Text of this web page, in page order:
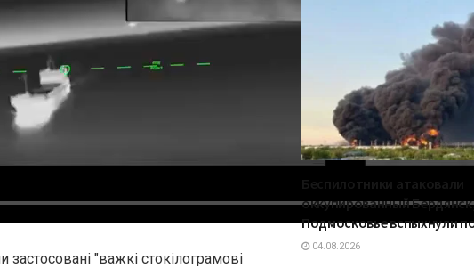
"важкі стокілограмові
оккупированный
Подмосковье вспыхнули
04.08.2026